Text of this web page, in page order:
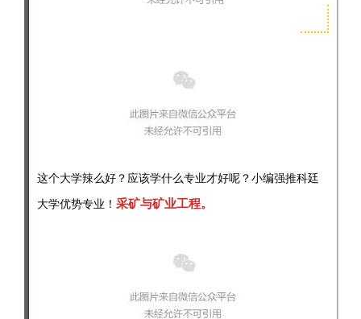
这个大学辣么好？应该学什么专业才好呢？小编强推科廷
大学优势专业！ 采矿与矿业工程。